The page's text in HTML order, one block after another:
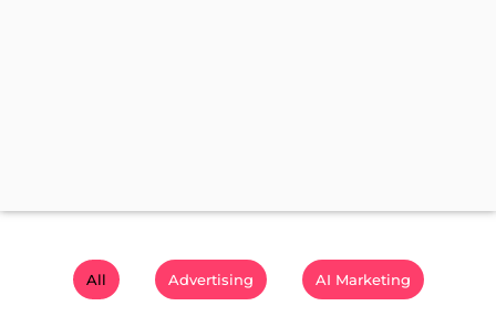
All Advertising AI Marketing